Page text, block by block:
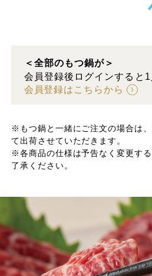
＜全部のもつ鍋が＞
会員登録後ログインすると1
会員登録はこちらから
※もつ鍋と一緒にご注文の場合は
て出荷させていただきます。
※各商品の仕様は予告なく変更す
了承ください。